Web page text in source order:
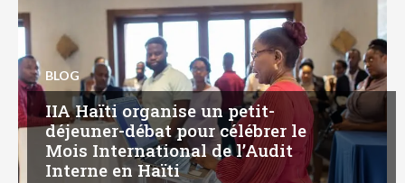
BLOG
IIA Haïti organise un petit-
déjeuner-débat pour célébrer le
Mois International de l’Audit
Interne en Haïti